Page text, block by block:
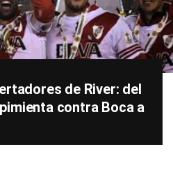
de River: del
contra Boca a